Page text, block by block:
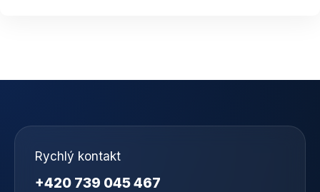
Rychlý kontakt
+420 739 045 467